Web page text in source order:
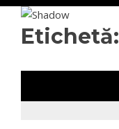
Etichetă: